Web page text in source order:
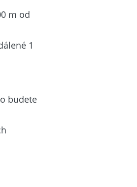
m od
1
budete